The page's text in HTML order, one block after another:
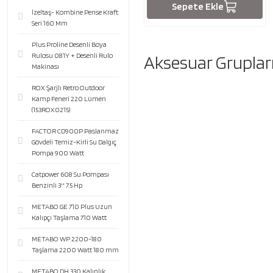
İzeltaş- Kombine Pense Kraft
Seri 160 Mm
Plus Proline Desenli Boya
Rulosu 081Y + Desenli Rulo
Makinası
ROX Şarjlı Retro Outdoor
Kamp Feneri 220 Lümen
(153ROX0215)
FACTOR CD900P Paslanmaz
Gövdeli Temiz-Kirli Su Dalgıç
Pompa 900 Watt
Catpower 608 Su Pompası
Benzinli 3'' 7.5 Hp
METABO GE 710 Plus Uzun
Kalıpçı Taşlama 710 Watt
METABO WP 2200-180
Taşlama 2200 Watt 180 mm
METABO DH 330 Kalınlık
Sepete Ekle
Aksesuar Grupları